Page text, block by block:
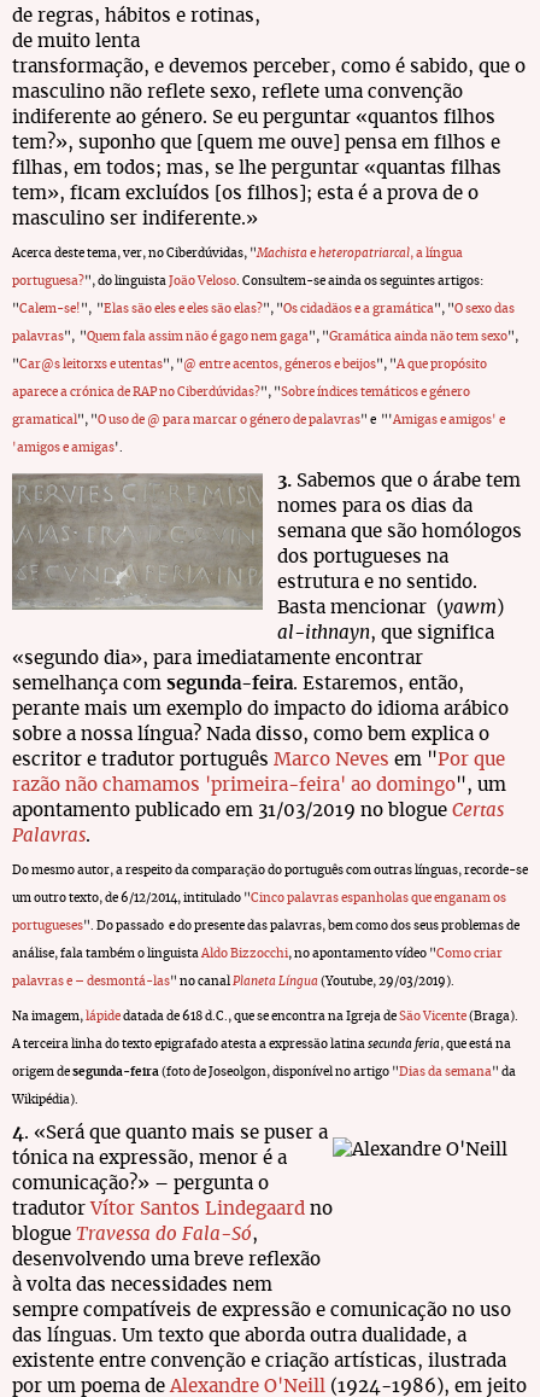
de regras, hábitos e rotinas,
de muito lenta
transformação, e devemos perceber, como é sabido, que o
masculino não reflete sexo, reflete uma convenção
indiferente ao género. Se eu perguntar «quantos filhos
tem?», suponho que [quem me ouve] pensa em filhos e
filhas, em todos; mas, se lhe perguntar «quantas filhas
tem», ficam excluídos [os filhos]; esta é a prova de o
masculino ser indiferente.»
Acerca deste tema, ver, no Ciberdúvidas, "Machista e heteropatriarcal, a língua
portuguesa?", do linguista João Veloso. Consultem-se ainda os seguintes artigos:
"Calem-se! ", "Elas são eles e eles são elas?", "Os cidadãos e a gramática", "O sexo das
palavras", "Quem fala assim não é gago nem gaga", "Gramática ainda não tem sexo",
"Car@s leitorxs e utentas", " @ entre acentos, géneros e beijos", "A que propósito
aparece a crónica de RAP no Ciberdúvidas?", "Sobre índices temáticos e género
gramatical", "O uso de @ para marcar o género de palavras" e "'Amigas e amigos' e
'amigos e amigas'.
3. Sabemos que o árabe tem
nomes para os dias da
semana que são homólogos
dos portugueses na
estrutura e no sentido.
Basta mencionar (yawm )
al-ithnayn, que significa
«segundo dia», para imediatamente encontrar
semelhança com segunda-feira. Estaremos, então,
perante mais um exemplo do impacto do idioma arábico
sobre a nossa língua? Nada disso, como bem explica o
escritor e tradutor português Marco Neves em "Por que
razão não chamamos 'primeira-feira' ao domingo", um
apontamento publicado em 31/03/2019 no blogue Certas
Palavras.
Do mesmo autor, a respeito da comparação do português com outras línguas, recorde-se
um outro texto, de 6/12/2014, intitulado "Cinco palavras espanholas que enganam os
portugueses". Do passado e do presente das palavras, bem como dos seus problemas de
análise, fala também o linguistaAldo Bizzocchi, no apontamento vídeo "Como criar
palavras e – desmontá-las" no canal Planeta Língua (Youtube, 29/03/2019).
Na imagem, lápide datada de 618 d.C., que se encontra na Igreja de São Vicente (Braga).
A terceira linha do texto epigrafado atesta a expressão latina secunda feria, que está na
origem de segunda-feira (foto de Joseolgon, disponível no artigo "Dias da semana" da
Wikipédia).
4. «Será que quanto mais se puser a
tónica na expressão, menor é a
comunicação?» – pergunta o
tradutor Vítor Santos Lindegaard no
blogue Travessa do Fala-Só,
desenvolvendo uma breve reflexão
à volta das necessidades nem
sempre compatíveis de expressão e comunicação no uso
das línguas. Um texto que aborda outra dualidade, a
existente entre convenção e criação artísticas, ilustrada
por um poema deAlexandre O'Neill (1924-1986), em jeito